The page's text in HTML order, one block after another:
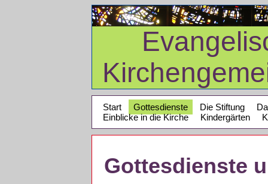
Start Gottesdienste Die Stiftung
Einblicke in die Kirche
Kindergärten
Gottesdienste